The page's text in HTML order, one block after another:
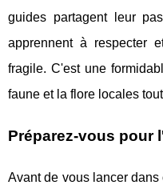
guides partagent leur
apprennent à respecter
fragile. C'est une
faune et la flore locales
Préparez-vous pour
Avant de vous lancer